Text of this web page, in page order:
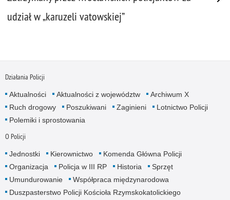
udział w „karuzeli vatowskiej”
Działania Policji
Aktualności Aktualności z województw
Archiwum X
Ruch drogowy
Poszukiwani Zaginieni
Lotnictwo Policji
Polemiki i sprostowania
O Policji
Jednostki Kierownictwo
Komenda Główna Policji
Organizacja
Policja w III RP Historia
Sprzęt
Umundurowanie
Współpraca międzynarodowa
Duszpasterstwo Policji Kościoła Rzymskokatolickiego